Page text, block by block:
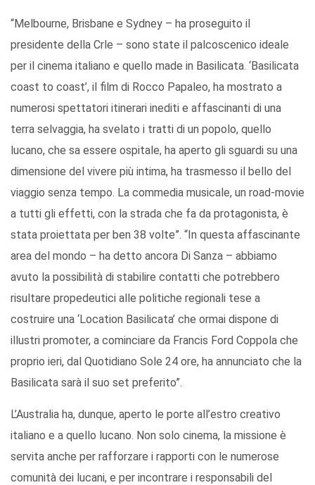
“Melbourne, Brisbane e Sydney – ha proseguito il
presidente della Crle – sono state il palcoscenico ideale
per il cinema italiano e quello made in Basilicata. ‘Basilicata
coast to coast’, il film di Rocco Papaleo, ha mostrato a
numerosi spettatori itinerari inediti e affascinanti di una
terra selvaggia, ha svelato i tratti di un popolo, quello
lucano, che sa essere ospitale, ha aperto gli sguardi su una
dimensione del vivere più intima, ha trasmesso il bello del
viaggio senza tempo. La commedia musicale, un road-movie
a tutti gli effetti, con la strada che fa da protagonista, è
stata proiettata per ben 38 volte”. “In questa affascinante
area del mondo – ha detto ancora Di Sanza – abbiamo
avuto la possibilità di stabilire contatti che potrebbero
risultare propedeutici alle politiche regionali tese a
costruire una ‘Location Basilicata’ che ormai dispone di
illustri promoter, a cominciare da Francis Ford Coppola che
proprio ieri, dal Quotidiano Sole 24 ore, ha annunciato che la
Basilicata sarà il suo set preferito”.
L’Australia ha, dunque, aperto le porte all’estro creativo
italiano e a quello lucano. Non solo cinema, la missione è
servita anche per rafforzare i rapporti con le numerose
comunità dei lucani, e per incontrare i responsabili del